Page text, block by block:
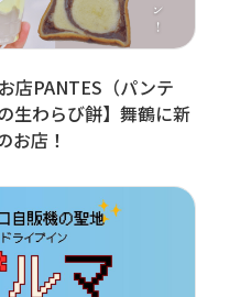
店PANTES（パンテ
生わらび餅】舞鶴に新
お店！